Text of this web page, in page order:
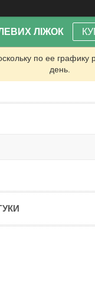
ЛІЖОК
по ее
день.